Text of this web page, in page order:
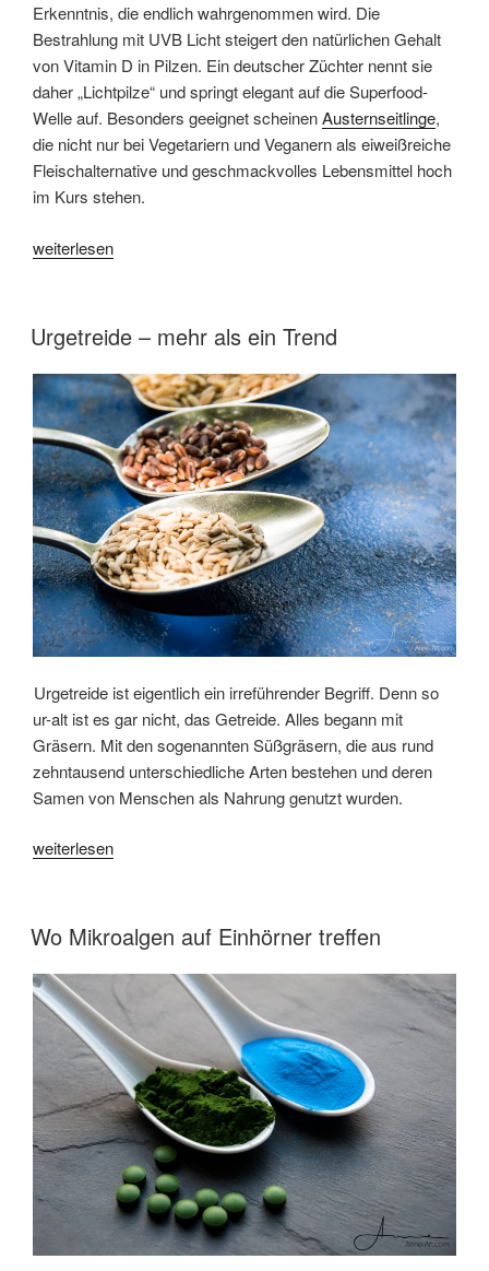
Erkenntnis, die endlich wahrgenommen wird. Die
Bestrahlung mit UVB Licht steigert den natürlichen Gehalt
von Vitamin D in Pilzen. Ein deutscher Züchter nennt sie
daher „Lichtpilze“ und springt elegant auf die Superfood-
Welle auf. Besonders geeignet scheinenAusternseitlinge,
die nicht nur bei Vegetariern und Veganern als eiweißreiche
Fleischalternative und geschmackvolles Lebensmittel hoch
im Kurs stehen.
„Lichtpilze
natürliche
Vitamin
D
Quelle“
weiterlesen
VERÖFFENTLICHT
AM
Urgetreide – mehr als ein Trend
Urgetreide ist eigentlich ein irreführender Begriff. Denn so
ur-alt ist es gar nicht, das Getreide. Alles begann mit
Gräsern. Mit den sogenannten Süßgräsern, die aus rund
zehntausend unterschiedliche Arten bestehen und deren
Samen von Menschen als Nahrung genutzt wurden.
„Urgetreide
als
ein
Trend“
weiterlesen
VERÖFFENTLICHT
AM
Wo Mikroalgen auf Einhörner treffen